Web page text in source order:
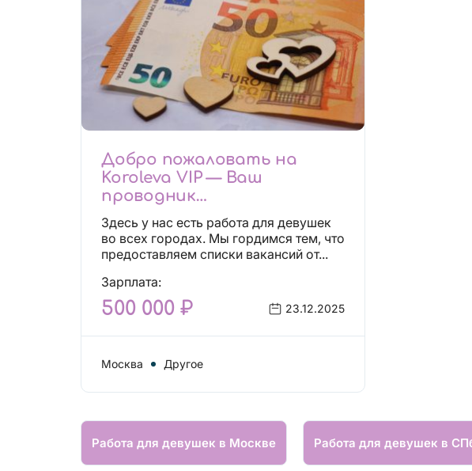
Добро пожаловать на
Koroleva VIP — Ваш
проводник
высокооплачиваемых
вакансий!
Здесь у нас есть работа для девушек
во всех городах. Мы гордимся тем, что
предоставляем списки вакансий от...
Зарплата:
500 000 ₽ 23.12.2025
Москва Другое
Работа для девушек в Москве Работа для девушек в